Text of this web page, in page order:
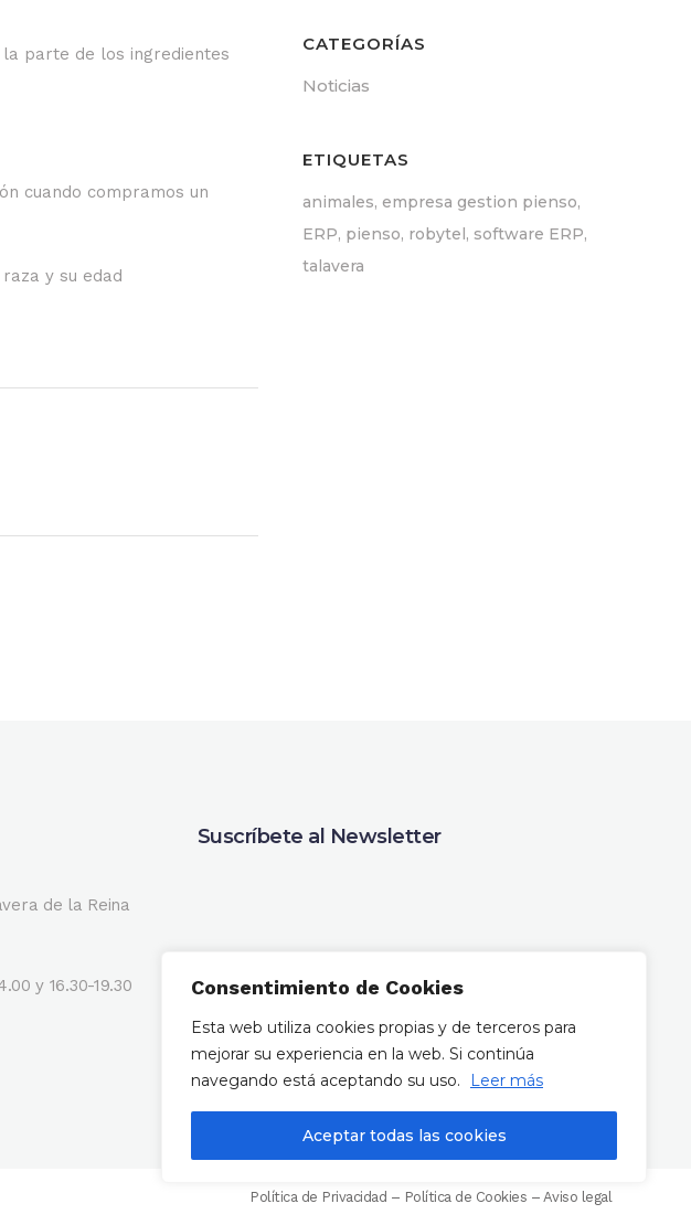
Consentimiento de Cookies
Esta web utiliza cookies propias y de terceros para
mejorar su experiencia en la web. Si continúa
navegando está aceptando su uso.
Leer más
Aceptar todas las cookies
parte de los ingredientes
cuando compramos un
y su edad
CATEGORÍAS
Noticias
ETIQUETAS
animales empresa gestion pienso
ERP pienso robytel software ERP
talavera
de la Reina
y 16.30-19.30
Suscríbete al Newsletter
Política de Privacidad – Política de Cookies – Aviso legal